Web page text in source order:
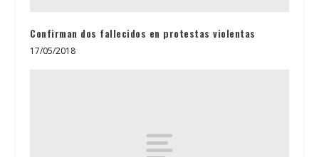
Confirman dos fallecidos en protestas violentas
17/05/2018